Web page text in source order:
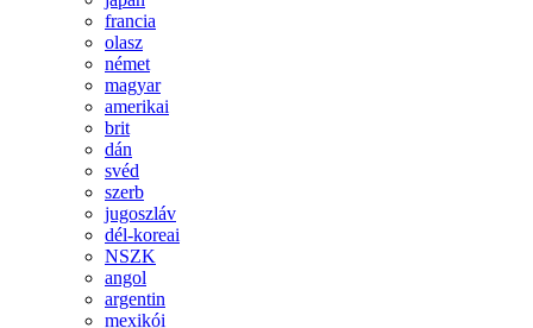
francia
olasz
német
magyar
amerikai
brit
dán
svéd
szerb
jugoszláv
dél-koreai
NSZK
angol
argentin
mexikói